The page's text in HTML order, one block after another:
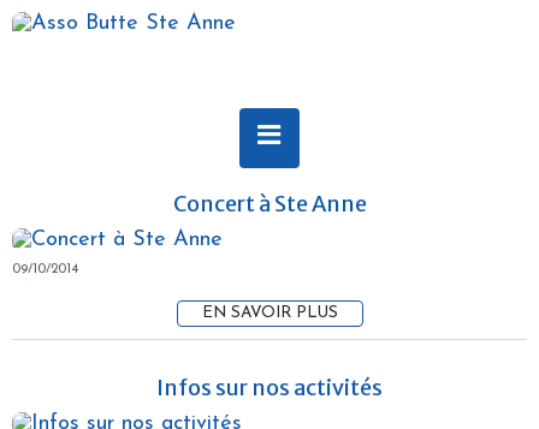
Concert à Ste Anne
09/10/2014
EN SAVOIR PLUS
Infos sur nos activités